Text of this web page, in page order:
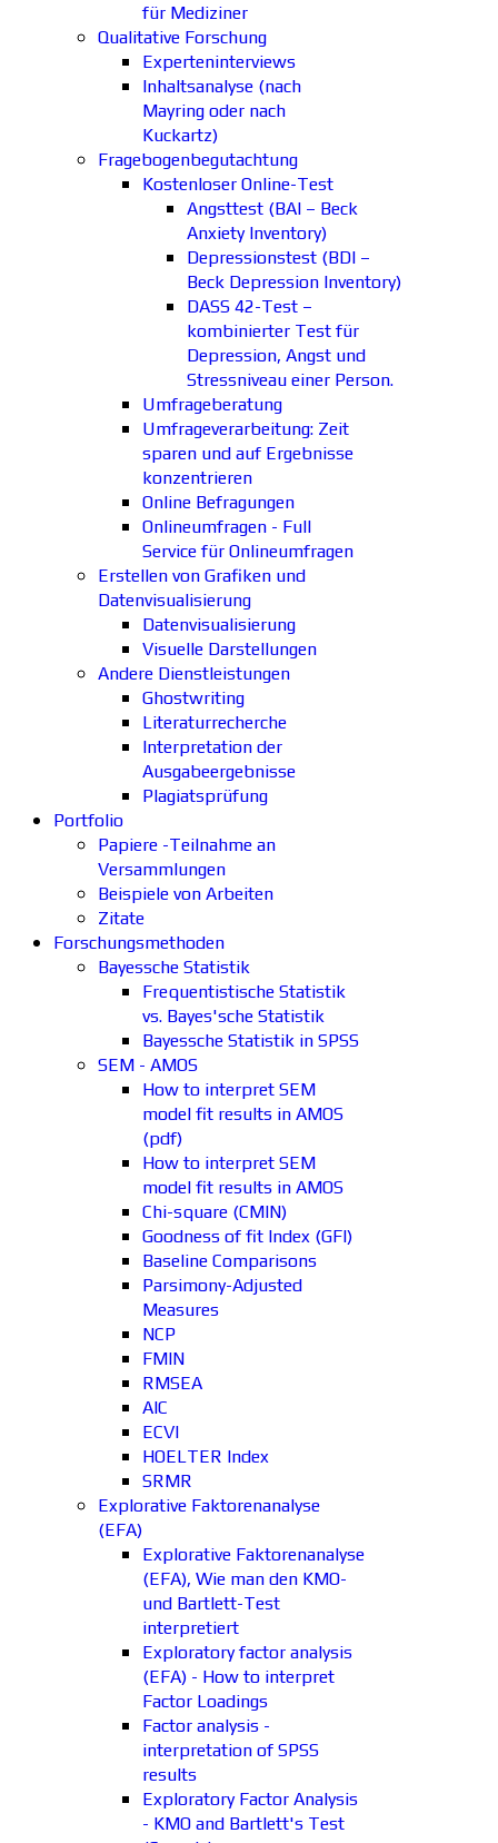
für Mediziner
Qualitative Forschung
Experteninterviews
Inhaltsanalyse (nach
Mayring oder nach
Kuckartz)
Fragebogenbegutachtung
Kostenloser Online-Test
Angsttest (BAI – Beck
Anxiety Inventory)
Depressionstest (BDI –
Beck Depression Inventory)
DASS 42-Test –
kombinierter Test für
Depression, Angst und
Stressniveau einer Person.
Umfrageberatung
Umfrageverarbeitung: Zeit
sparen und auf Ergebnisse
konzentrieren
Online Befragungen
Onlineumfragen - Full
Service für Onlineumfragen
Erstellen von Grafiken und
Datenvisualisierung
Datenvisualisierung
Visuelle Darstellungen
Andere Dienstleistungen
Ghostwriting
Literaturrecherche
Interpretation der
Ausgabeergebnisse
Plagiatsprüfung
Portfolio
Papiere -Teilnahme an
Versammlungen
Beispiele von Arbeiten
Zitate
Forschungsmethoden
Bayessche Statistik
Frequentistische Statistik
vs. Bayes'sche Statistik
Bayessche Statistik in SPSS
SEM - AMOS
How to interpret SEM
model fit results in AMOS
(pdf)
How to interpret SEM
model fit results in AMOS
Chi-square (CMIN)
Goodness of fit Index (GFI)
Baseline Comparisons
Parsimony-Adjusted
Measures
NCP
FMIN
RMSEA
AIC
ECVI
HOELTER Index
SRMR
Explorative Faktorenanalyse
(EFA)
Explorative Faktorenanalyse
(EFA), Wie man den KMO-
und Bartlett-Test
interpretiert
Exploratory factor analysis
(EFA) - How to interpret
Factor Loadings
Factor analysis -
interpretation of SPSS
results
Exploratory Factor Analysis
- KMO and Bartlett's Test